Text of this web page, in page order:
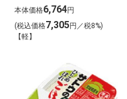
用】
本体価格6,764円
(税込価格7,305円／税8%)
【軽】